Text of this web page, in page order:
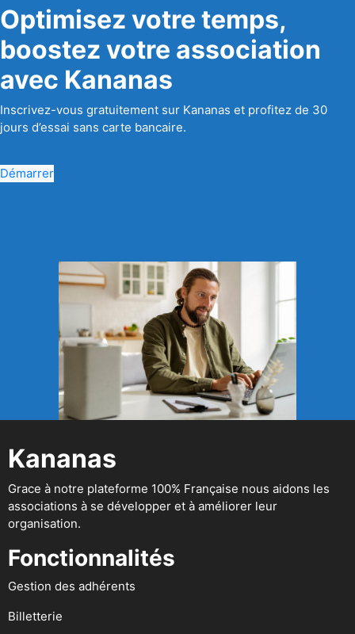
Optimisez votre temps,
boostez votre association
avec Kananas
Inscrivez-vous gratuitement sur Kananas et profitez de 30
jours d’essai sans carte bancaire.
Démarrer
Kananas
Grace à notre plateforme 100% Française nous aidons les
associations à se développer et à améliorer leur
organisation.
Fonctionnalités
Gestion des adhérents
Billetterie